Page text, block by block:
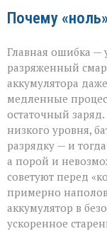
Почему
Главная ошибка —
разряженный
аккумулятора
медленные
остаточный
низкого уровня,
разрядку — и
а порой и
советуют перед
примерно
аккумулятор в
ускоренное